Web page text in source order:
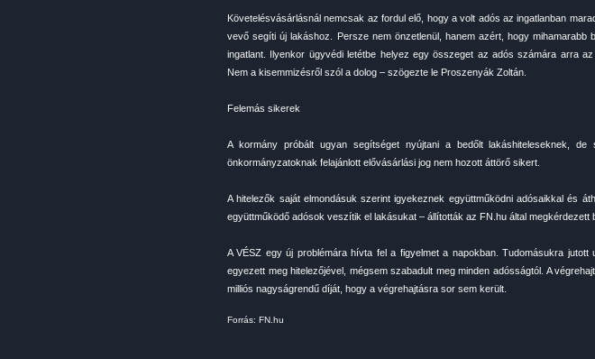
Követelésvásárlásnál nemcsak az fordul elő, hogy a volt adós az ingatlanban
vevő segíti új lakáshoz. Persze nem önzetlenül, hanem azért, hogy mihamarabb
ingatlant. Ilyenkor ügyvédi letétbe helyez egy összeget az adós számára arra
Nem a kisemmizésről szól a dolog – szögezte le Proszenyák Zoltán.
Felemás sikerek
A kormány próbált ugyan segítséget nyújtani a bedőlt lakáshiteleseknek,
önkormányzatoknak felajánlott elővásárlási jog nem hozott áttörő sikert.
A hitelezők saját elmondásuk szerint igyekeznek együttműködni adósaikkal és
együttműködő adósok veszítik el lakásukat – állították az FN.hu által megkérdezett
A VÉSZ egy új problémára hívta fel a figyelmet a napokban. Tudomásukra
egyezett meg hitelezőjével, mégsem szabadult meg minden adósságtól. A
milliós nagyságrendű díját, hogy a végrehajtásra sor sem került.
Forrás: FN.hu